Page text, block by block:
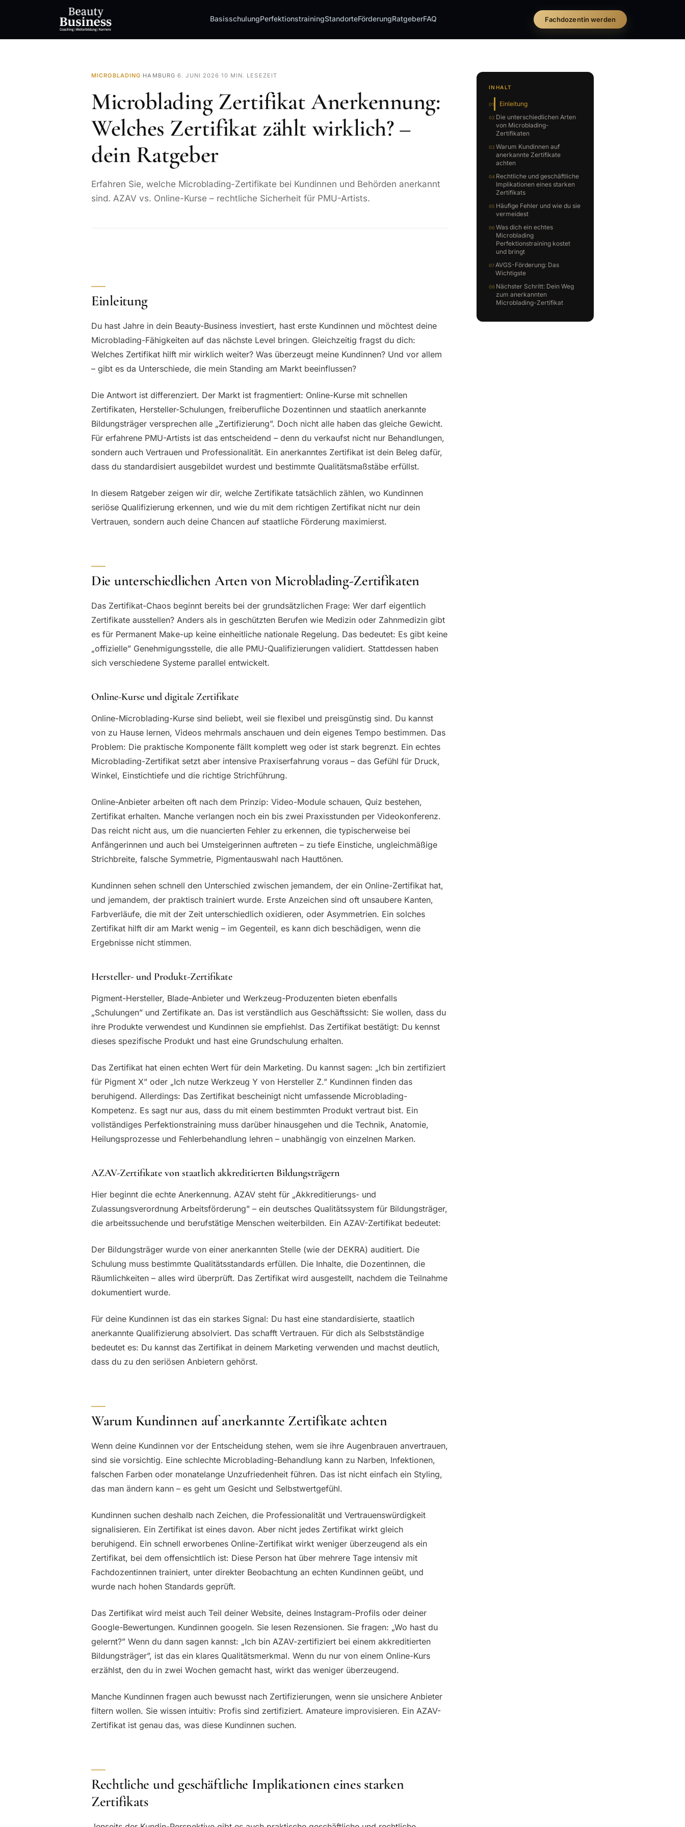
BasisschulungPerfektionstrainingStandorteFörderungRatgeberFAQ Fachdozentin werden
MICROBLADING· HAMBURG·6. JUNI 2026 ·10 MIN. LESEZEIT
Microblading Zertifikat Anerkennung:
Welches Zertifikat zählt wirklich? –
dein Ratgeber
Erfahren Sie, welche Microblading-Zertifikate bei Kundinnen und Behörden anerkannt
sind. AZAV vs. Online-Kurse – rechtliche Sicherheit für PMU-Artists.
Einleitung
Du hast Jahre in dein Beauty-Business investiert, hast erste Kundinnen und möchtest deine
Microblading-Fähigkeiten auf das nächste Level bringen. Gleichzeitig fragst du dich:
Welches Zertifikat hilft mir wirklich weiter? Was überzeugt meine Kundinnen? Und vor allem
– gibt es da Unterschiede, die mein Standing am Markt beeinflussen?
Die Antwort ist differenziert. Der Markt ist fragmentiert: Online-Kurse mit schnellen
Zertifikaten, Hersteller-Schulungen, freiberufliche Dozentinnen und staatlich anerkannte
Bildungsträger versprechen alle „Zertifizierung”. Doch nicht alle haben das gleiche Gewicht.
Für erfahrene PMU-Artists ist das entscheidend – denn du verkaufst nicht nur Behandlungen,
sondern auch Vertrauen und Professionalität. Ein anerkanntes Zertifikat ist dein Beleg dafür,
dass du standardisiert ausgebildet wurdest und bestimmte Qualitätsmaßstäbe erfüllst.
In diesem Ratgeber zeigen wir dir, welche Zertifikate tatsächlich zählen, wo Kundinnen
seriöse Qualifizierung erkennen, und wie du mit dem richtigen Zertifikat nicht nur dein
Vertrauen, sondern auch deine Chancen auf staatliche Förderung maximierst.
Die unterschiedlichen Arten von Microblading-Zertifikaten
Das Zertifikat-Chaos beginnt bereits bei der grundsätzlichen Frage: Wer darf eigentlich
Zertifikate ausstellen? Anders als in geschützten Berufen wie Medizin oder Zahnmedizin gibt
es für Permanent Make-up keine einheitliche nationale Regelung. Das bedeutet: Es gibt keine
„offizielle” Genehmigungsstelle, die alle PMU-Qualifizierungen validiert. Stattdessen haben
sich verschiedene Systeme parallel entwickelt.
Online-Kurse und digitale Zertifikate
Online-Microblading-Kurse sind beliebt, weil sie flexibel und preisgünstig sind. Du kannst
von zu Hause lernen, Videos mehrmals anschauen und dein eigenes Tempo bestimmen. Das
Problem: Die praktische Komponente fällt komplett weg oder ist stark begrenzt. Ein echtes
Microblading-Zertifikat setzt aber intensive Praxiserfahrung voraus – das Gefühl für Druck,
Winkel, Einstichtiefe und die richtige Strichführung.
Online-Anbieter arbeiten oft nach dem Prinzip: Video-Module schauen, Quiz bestehen,
Zertifikat erhalten. Manche verlangen noch ein bis zwei Praxisstunden per Videokonferenz.
Das reicht nicht aus, um die nuancierten Fehler zu erkennen, die typischerweise bei
Anfängerinnen und auch bei Umsteigerinnen auftreten – zu tiefe Einstiche, ungleichmäßige
Strichbreite, falsche Symmetrie, Pigmentauswahl nach Hauttönen.
Kundinnen sehen schnell den Unterschied zwischen jemandem, der ein Online-Zertifikat hat,
und jemandem, der praktisch trainiert wurde. Erste Anzeichen sind oft unsaubere Kanten,
Farbverläufe, die mit der Zeit unterschiedlich oxidieren, oder Asymmetrien. Ein solches
Zertifikat hilft dir am Markt wenig – im Gegenteil, es kann dich beschädigen, wenn die
Ergebnisse nicht stimmen.
Hersteller- und Produkt-Zertifikate
Pigment-Hersteller, Blade-Anbieter und Werkzeug-Produzenten bieten ebenfalls
„Schulungen” und Zertifikate an. Das ist verständlich aus Geschäftssicht: Sie wollen, dass du
ihre Produkte verwendest und Kundinnen sie empfiehlst. Das Zertifikat bestätigt: Du kennst
dieses spezifische Produkt und hast eine Grundschulung erhalten.
Das Zertifikat hat einen echten Wert für dein Marketing. Du kannst sagen: „Ich bin zertifiziert
für Pigment X” oder „Ich nutze Werkzeug Y von Hersteller Z.” Kundinnen finden das
beruhigend. Allerdings: Das Zertifikat bescheinigt nicht umfassende Microblading-
Kompetenz. Es sagt nur aus, dass du mit einem bestimmten Produkt vertraut bist. Ein
vollständiges Perfektionstraining muss darüber hinausgehen und die Technik, Anatomie,
Heilungsprozesse und Fehlerbehandlung lehren – unabhängig von einzelnen Marken.
AZAV-Zertifikate von staatlich akkreditierten Bildungsträgern
Hier beginnt die echte Anerkennung. AZAV steht für „Akkreditierungs- und
Zulassungsverordnung Arbeitsförderung” – ein deutsches Qualitätssystem für Bildungsträger,
die arbeitssuchende und berufstätige Menschen weiterbilden. Ein AZAV-Zertifikat bedeutet:
Der Bildungsträger wurde von einer anerkannten Stelle (wie der DEKRA) auditiert. Die
Schulung muss bestimmte Qualitätsstandards erfüllen. Die Inhalte, die Dozentinnen, die
Räumlichkeiten – alles wird überprüft. Das Zertifikat wird ausgestellt, nachdem die Teilnahme
dokumentiert wurde.
Für deine Kundinnen ist das ein starkes Signal: Du hast eine standardisierte, staatlich
anerkannte Qualifizierung absolviert. Das schafft Vertrauen. Für dich als Selbstständige
bedeutet es: Du kannst das Zertifikat in deinem Marketing verwenden und machst deutlich,
dass du zu den seriösen Anbietern gehörst.
Warum Kundinnen auf anerkannte Zertifikate achten
Wenn deine Kundinnen vor der Entscheidung stehen, wem sie ihre Augenbrauen anvertrauen,
sind sie vorsichtig. Eine schlechte Microblading-Behandlung kann zu Narben, Infektionen,
falschen Farben oder monatelange Unzufriedenheit führen. Das ist nicht einfach ein Styling,
das man ändern kann – es geht um Gesicht und Selbstwertgefühl.
Kundinnen suchen deshalb nach Zeichen, die Professionalität und Vertrauenswürdigkeit
signalisieren. Ein Zertifikat ist eines davon. Aber nicht jedes Zertifikat wirkt gleich
beruhigend. Ein schnell erworbenes Online-Zertifikat wirkt weniger überzeugend als ein
Zertifikat, bei dem offensichtlich ist: Diese Person hat über mehrere Tage intensiv mit
Fachdozentinnen trainiert, unter direkter Beobachtung an echten Kundinnen geübt, und
wurde nach hohen Standards geprüft.
Das Zertifikat wird meist auch Teil deiner Website, deines Instagram-Profils oder deiner
Google-Bewertungen. Kundinnen googeln. Sie lesen Rezensionen. Sie fragen: „Wo hast du
gelernt?” Wenn du dann sagen kannst: „Ich bin AZAV-zertifiziert bei einem akkreditierten
Bildungsträger”, ist das ein klares Qualitätsmerkmal. Wenn du nur von einem Online-Kurs
erzählst, den du in zwei Wochen gemacht hast, wirkt das weniger überzeugend.
Manche Kundinnen fragen auch bewusst nach Zertifizierungen, wenn sie unsichere Anbieter
filtern wollen. Sie wissen intuitiv: Profis sind zertifiziert. Amateure improvisieren. Ein AZAV-
Zertifikat ist genau das, was diese Kundinnen suchen.
Rechtliche und geschäftliche Implikationen eines starken
Zertifikats
INHALT
Einleitung
Die unterschiedlichen Arten
von Microblading-
Zertifikaten
Warum Kundinnen auf
anerkannte Zertifikate
achten
Rechtliche und geschäftliche
Implikationen eines starken
Zertifikats
Häufige Fehler und wie du sie
vermeidest
Was dich ein echtes
Microblading
Perfektionstraining kostet
und bringt
AVGS-Förderung: Das
Wichtigste
Nächster Schritt: Dein Weg
zum anerkannten
Microblading-Zertifikat